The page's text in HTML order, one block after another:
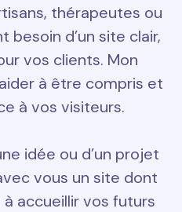
thérapeutes ou
besoin d’un site clair,
vos clients. Mon
à être compris et
à vos visiteurs.
idée ou d’un projet
vous un site dont
accueillir vos futurs